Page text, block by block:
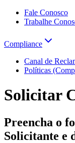
Fale Conosco
Trabalhe
Compliance
Canal de
Políticas
Solicitar
Preencha o
Solicitante e